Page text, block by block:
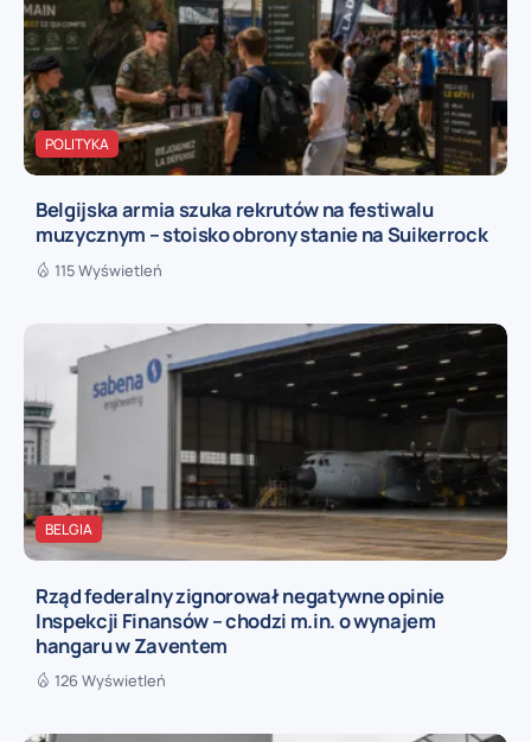
POLITYKA
Belgijska armia szuka rekrutów na festiwalu
muzycznym – stoisko obrony stanie na Suikerrock
115 Wyświetleń
BELGIA
Rząd federalny zignorował negatywne opinie
Inspekcji Finansów – chodzi m.in. o wynajem
hangaru w Zaventem
126 Wyświetleń